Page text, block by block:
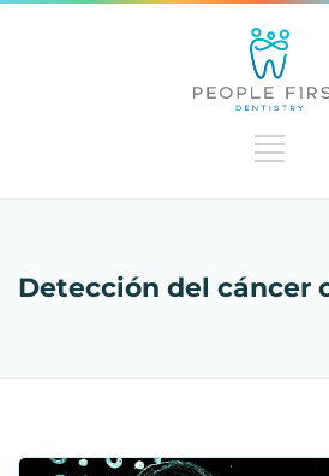
Detección del cáncer